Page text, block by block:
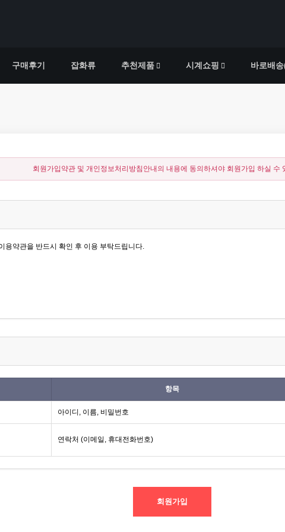
구매후기 잡화류 추천제품 시계쇼핑 바로배
회원가입약관 및 개인정보처리방침안내의 내용에 동의하셔야 회원가입 하실 수
항목
아이디, 이름, 비밀번호
연락처 (이메일, 휴대전화번호)